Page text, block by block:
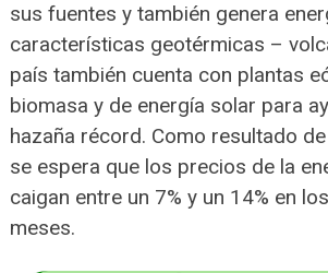
sus fuentes y también genera
características geotérmicas –
país también cuenta con plantas
biomasa y de energía solar para
hazaña récord. Como resultado
se espera que los precios de la
caigan entre un 7% y un 14% en
meses.